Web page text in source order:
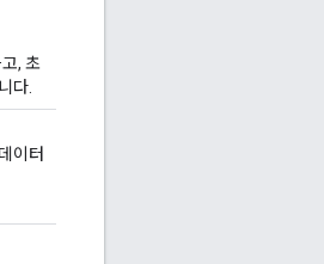
, 초
다.
이터